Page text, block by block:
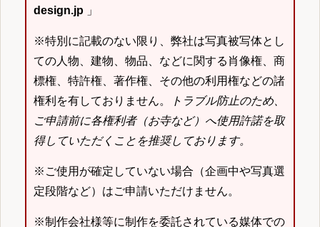
design.jp 」
※特別に記載のない限り、弊社は写真被写体とし
ての人物、建物、物品、などに関する肖像権、商
標権、特許権、著作権、その他の利用権などの諸
権利を有しておりません。
トラブル防止のため、
ご申請前に各権利者（お寺など）へ使用許諾を取
得していただくことを推奨しております。
※ご使用が確定していない場合（企画中や写真選
定段階など）はご申請いただけません。
※制作会社様等に制作を委託されている媒体での